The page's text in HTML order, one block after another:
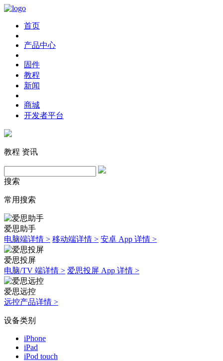
首页
产品中心
固件
教程
新闻
商城
开发者平台
教程 资讯
搜索
常用搜索
爱思助手
电脑端详情 > 移动端详情 > 安卓 App 详情 >
爱思投屏
电脑/TV 端详情 > 爱思投屏 App 详情 >
爱思远控
远控产品详情 >
设备类别
iPhone
iPad
iPod touch